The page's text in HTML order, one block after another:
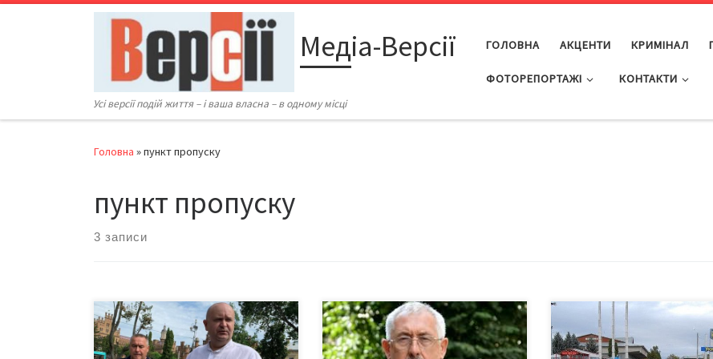
Перейти до вмісту
Медіа-Версії
Усі версії подій життя – і ваша власна – в одному місці
ГОЛОВНА АКЦЕНТИ КРИМІНАЛ
ФОТОРЕПОРТАЖІ КОНТАКТИ
Головна »пункт пропуску
пункт пропуску
3 записи
У жовтні на кордоні з Румунією у
Чернівецькій області відкриють два
нові пункти пропуску – «Дяківці» та
«Міжнародні автомобільні пункти
пропуску (МАПП) «Дяківці» та
«Красноїльськ», які будувалися за
Таке нововведення на пункті
пропуску «Порубне» діє від 1
серпня. Стосується воно лише